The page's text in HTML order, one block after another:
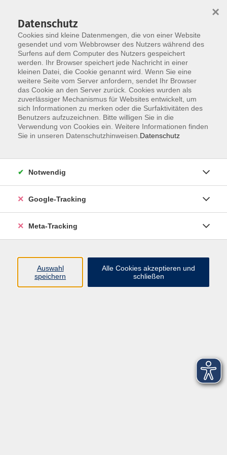
Skip to main content
Der Kurs konnte nicht gefunden werden.
Über uns
Datenschutz
Cookies sind kleine Datenmengen, die von einer Website
gesendet und vom Webbrowser des Nutzers während des
Surfens auf dem Computer des Nutzers gespeichert
werden. Ihr Browser speichert jede Nachricht in einer
kleinen Datei, die Cookie genannt wird. Wenn Sie eine
weitere Seite vom Server anfordern, sendet Ihr Browser
das Cookie an den Server zurück. Cookies wurden als
zuverlässiger Mechanismus für Websites entwickelt, um
sich Informationen zu merken oder die Surfaktivitäten des
Benutzers aufzuzeichnen. Bitte willigen Sie in die
Verwendung von Cookies ein. Weitere Informationen finden
Sie in unseren Datenschutzhinweisen. Datenschutz
×
Notwendig
Google-Tracking
Meta-Tracking
Auswahl
speichern
Alle Cookies akzeptieren und
schließen